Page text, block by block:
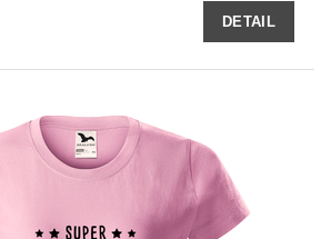
DETAIL